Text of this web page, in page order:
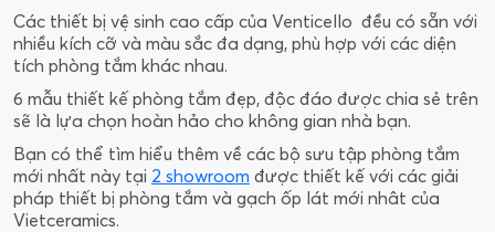
Các thiết bị vệ sinh cao cấp của Venticello đều có sẵn với
nhiều kích cỡ và màu sắc đa dạng, phù hợp với các diện
tích phòng tắm khác nhau.
6 mẫu thiết kế phòng tắm đẹp, độc đáo được chia sẻ trên
sẽ là lựa chọn hoàn hảo cho không gian nhà bạn.
Bạn có thể tìm hiểu thêm về các bộ sưu tập phòng tắm
mới nhất này tại 2 showroom được thiết kế với các giải
pháp thiết bị phòng tắm và gạch ốp lát mới nhât của
Vietceramics.